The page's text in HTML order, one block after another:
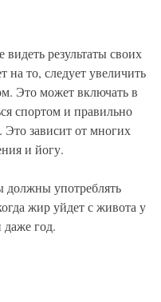
результаты своих
на то, следует увеличить
Это может включать в
спортом и правильно
Это зависит от многих
и йогу.
употреблять
жир уйдет с живота у
даже год.